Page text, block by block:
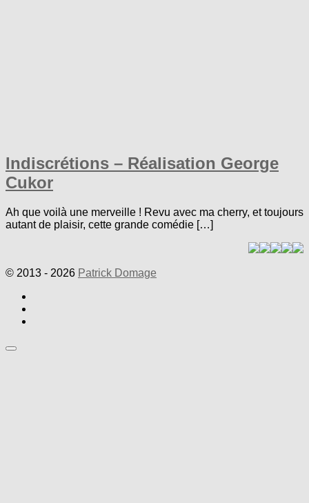
Indiscrétions – Réalisation George
Cukor
Ah que voilà une merveille ! Revu avec ma cherry, et toujours
autant de plaisir, cette grande comédie […]
© 2013 - 2026 Patrick Domage